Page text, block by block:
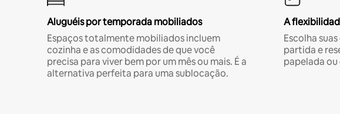
Aluguéis por temporada mobiliados
Espaços totalmente mobiliados incluem
cozinha e as comodidades de que você
precisa para viver bem por um mês ou mais. É a
alternativa perfeita para uma sublocação.
A
Escolha
partida e
papelada